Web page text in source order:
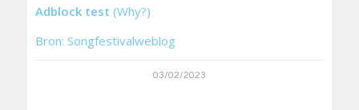
Adblock test (Why?)
Bron: Songfestivalweblog
03/02/2023